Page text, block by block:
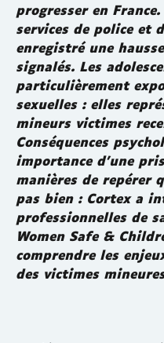
progresser en
services de police et
enregistré une
signalés. Les
particulièrement
sexuelles : elles
mineurs victimes
Conséquences
importance d’une
manières de repérer
pas bien : Cortex a
professionnelles de
Women Safe &
comprendre les
des victimes